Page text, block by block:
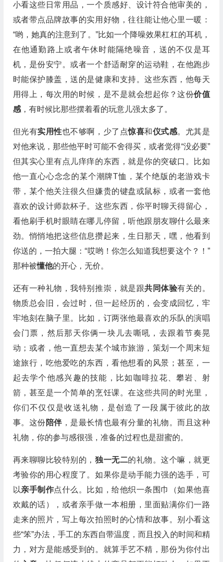
小看这些日常用品，一个质感好、设计符合他审美的，
或者带点品牌故事的实用好物，往往能让他心里一暖：
“哟，她真的注意到了。”比如一个降噪效果杠杠的耳机，
在他通勤路上或者午休时能隔绝噪音，送的不仅是耳
机，是份安宁。或者一个舒适耐穿的运动鞋，在他跑步
时能保护膝盖，送的是健康和支持。这些东西，他每天
用得上，每次用的时候，是不是就会想起你？这份价值
感，有时候比那些摆着看的玩意儿强太多了。
但光有实用性也不够啊，少了点惊喜和仪式感。尤其是
对他来说，那些他平时可能不舍得买，或者觉得“没必要”
但其实心里有点儿痒痒的东西，就是你的突破口。比如
他一直心心念念的某个潮牌T恤，某个绝版的老游戏卡
带，某个他关注很久但嫌贵的键盘或鼠标，或者一套他
喜欢的设计师款杯子。这些东西，你平时聊天得留心，
看他刷手机时眼睛在哪儿停留，听他跟朋友聊什么最来
劲。悄悄地把这些信息攒起来，生日那天，嘿，他看到
你送的，一拍大腿：“哎哟！你怎么知道我想要这个？！”
那种被懂他的开心，无价。
还有一种礼物，我特别推崇，就是跟共同体验有关的。
物质总会旧，会过时，但一起经历的，会变成回忆，牢
牢地刻在脑子里。比如，订两张他最喜欢的乐队的演唱
会门票，然后那天你俩一块儿去嘶吼，去跟着节奏晃
动；或者，他一直想去某个城市旅游，策划一个周末短
途旅行，吃他爱吃的东西，看他想看的风景；甚至，一
起去学个他感兴趣的技能，比如咖啡拉花、攀岩、射
箭，甚至是一个简单的烹饪课。在这些共同的时光里，
你们不仅仅是收送礼物，是创造了一段属于彼此的故
事。这份陪伴 ，是最长情也最有分量的礼物。而且这种
礼物，你的参与感很强，准备的过程也是甜蜜的。
再来聊聊比较特别的， 独一无二的礼物。这个嘛，就更
考验你的用心程度了。如果你是动手能力强的选手，可
以亲手制作点什么。比如，给他织一条围巾（如果他喜
欢戴的话），或者亲手做一本相册，里面贴满你们一路
走来的照片，写上每次拍照时的心情和故事。别小看这
些“笨”办法，手工的东西自带温度，而且投入的时间和精
力，对方是能感受到的。就算手艺不精，那份为你付出